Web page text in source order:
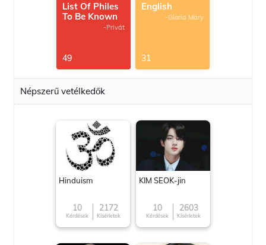
List Of Philes
To Be Known
-Privát
49
English
-Gloria Mary
31
Népszerű vetélkedők
Hinduism
10
Kérdések
2172
Kísérletek
KIM SEOK-jin
10
Kérdések
2603
Kísérletek